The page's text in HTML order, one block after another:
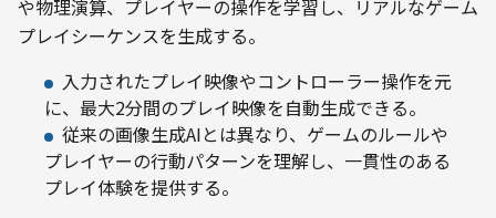
や物理演算、プレイヤーの操作を学習し、リアルなゲーム
プレイシーケンスを生成する。
入力されたプレイ映像やコントローラー操作を元
に、最大2分間のプレイ映像を自動生成できる。
従来の画像生成AIとは異なり、ゲームのルールや
プレイヤーの行動パターンを理解し、一貫性のある
プレイ体験を提供する。